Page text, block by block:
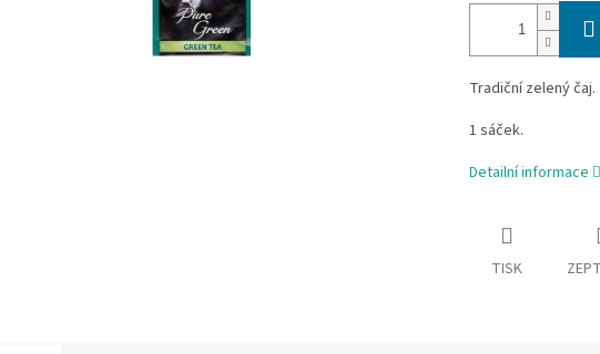
Tradiční zelený čaj.
1 sáček.
Detailní informace
TISK